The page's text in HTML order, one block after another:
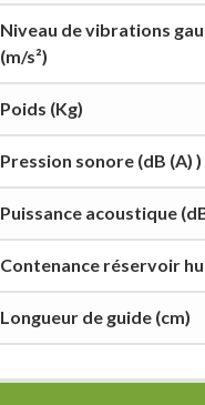
Niveau de vibrations
(m/s²)
Poids (Kg)
Pression sonore (dB (A) )
Puissance acoustique
Contenance réservoir
Longueur de guide (cm)